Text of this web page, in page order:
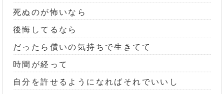
死ぬのが怖いなら
後悔してるなら
だったら償いの気持ちで生きてて
時間が経って
自分を許せるようになればそれでいいし